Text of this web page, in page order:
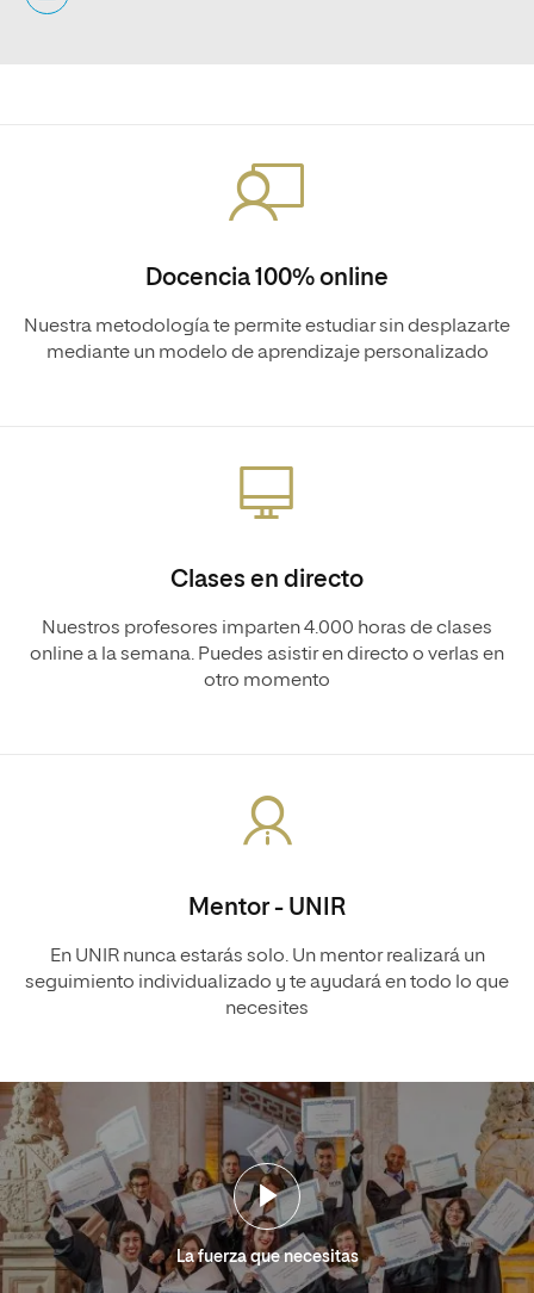
Docencia 100% online
Nuestra metodología te permite estudiar sin desplazarte
mediante un modelo de aprendizaje personalizado
Clases en directo
Nuestros profesores imparten 4.000 horas de clases
online a la semana. Puedes asistir en directo o verlas en
otro momento
Mentor - UNIR
En UNIR nunca estarás solo. Un mentor realizará un
seguimiento individualizado y te ayudará en todo lo que
necesites
La fuerza que necesitas